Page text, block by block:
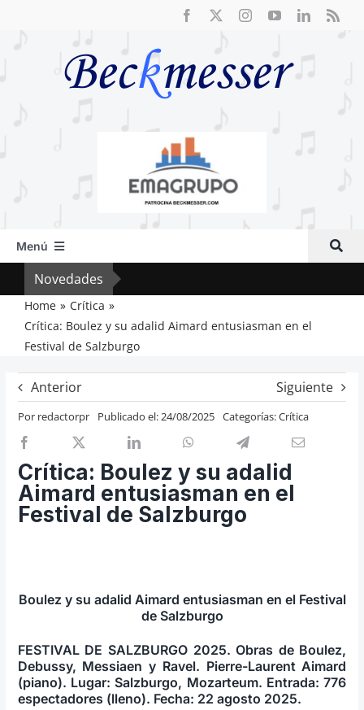
Menú
Inicio
Actual
Artículos
Previos de ópera
Entrevistas
Recomendación
Cosas de Beckmesser
Nosotros y privacidad
Buscar:
Novedades
Home
Crítica
Crítica: Boulez y su adalid Aimard entusiasman en el
Festival de Salzburgo
Anterior Siguiente
Por redactorpr Publicado el: 24/08/2025 Categorías:Crítica
Crítica: Boulez y su adalid
Aimard entusiasman en el
Festival de Salzburgo
Boulez y su adalid Aimard entusiasman en el Festival
de Salzburgo
FESTIVAL DE SALZBURGO 2025. Obras de Boulez,
Debussy, Messiaen y Ravel. Pierre-Laurent Aimard
(piano). Lugar: Salzburgo, Mozarteum. Entrada: 776
espectadores (lleno). Fecha: 22 agosto 2025.